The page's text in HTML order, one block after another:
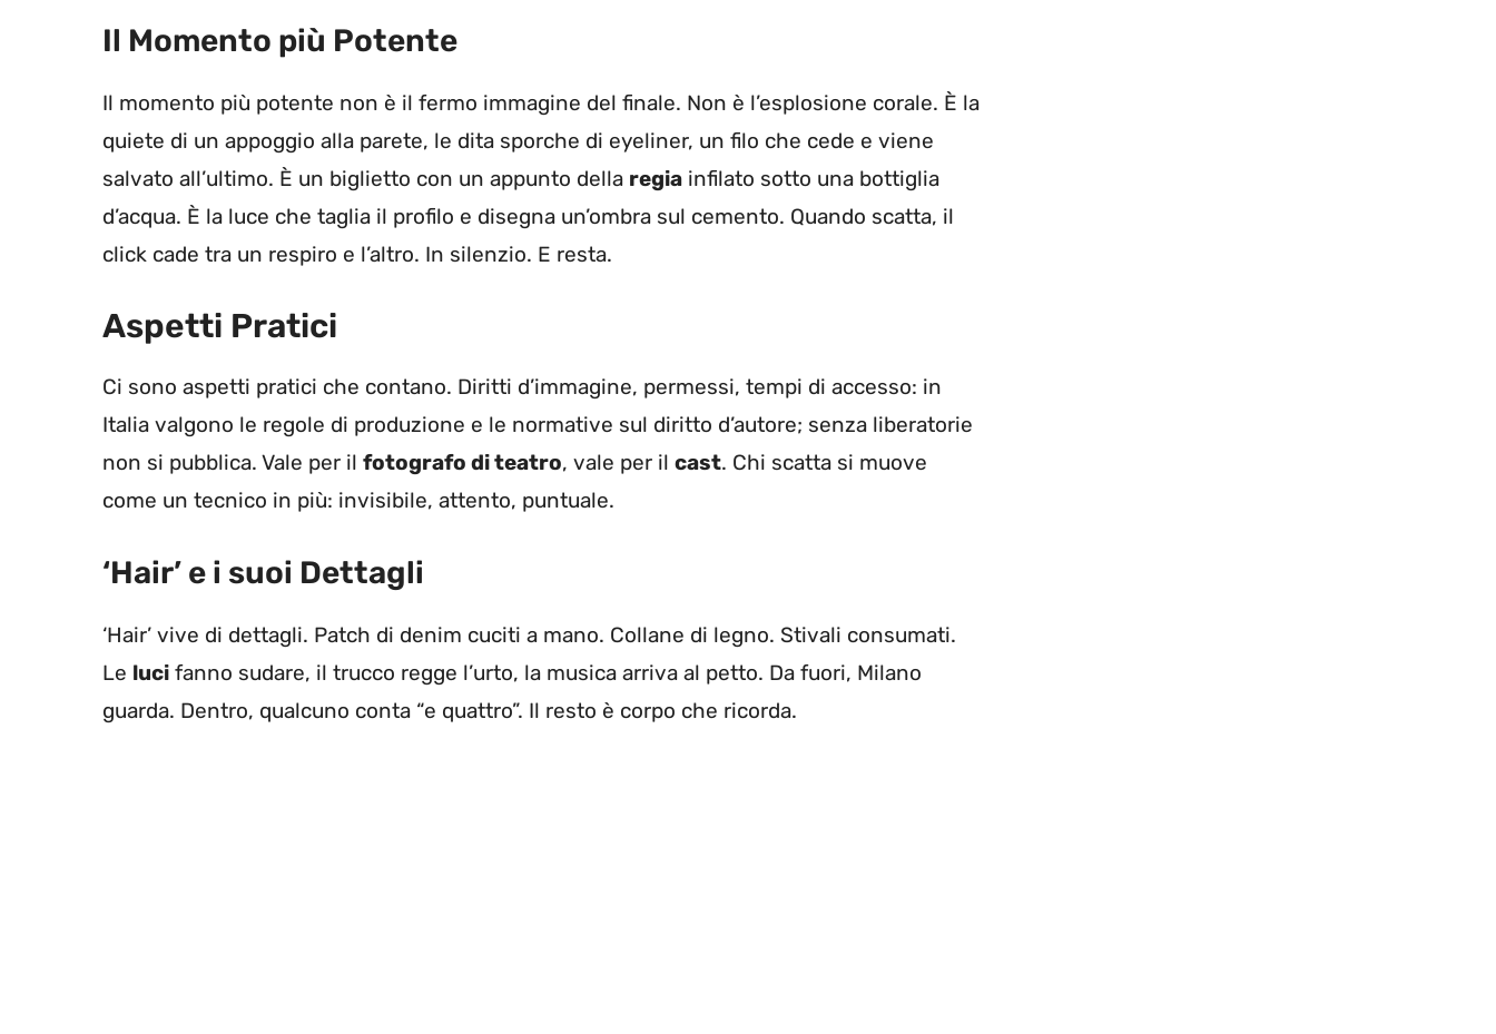
Il Momento più Potente
Il momento più potente non è il fermo immagine del finale. Non è l’esplosione corale. È la
quiete di un appoggio alla parete, le dita sporche di eyeliner, un filo che cede e viene
salvato all’ultimo. È un biglietto con un appunto della regia infilato sotto una bottiglia
d’acqua. È la luce che taglia il profilo e disegna un’ombra sul cemento. Quando scatta, il
click cade tra un respiro e l’altro. In silenzio. E resta.
Aspetti Pratici
Ci sono aspetti pratici che contano. Diritti d’immagine, permessi, tempi di accesso: in
Italia valgono le regole di produzione e le normative sul diritto d’autore; senza liberatorie
non si pubblica. Vale per il fotografo di teatro, vale per il cast. Chi scatta si muove
come un tecnico in più: invisibile, attento, puntuale.
‘Hair’ e i suoi Dettagli
‘Hair’ vive di dettagli. Patch di denim cuciti a mano. Collane di legno. Stivali consumati.
Le luci fanno sudare, il trucco regge l’urto, la musica arriva al petto. Da fuori, Milano
guarda. Dentro, qualcuno conta “e quattro”. Il resto è corpo che ricorda.